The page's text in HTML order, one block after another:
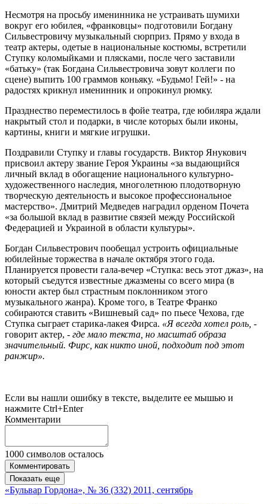
Несмотря на просьбу именинника не устраивать шумихи
вокруг его юбилея, «франковцы» подготовили Богдану
Сильвестровичу музыкальный сюрприз. Прямо у входа в
театр актеры, одетые в национальные костюмы, встретили
Ступку коломыйками и плясками, после чего заставили
«батьку» (так Богдана Сильвестровича зовут коллеги по
сцене) выпить 100 граммов коньяку. «Будьмо! Гей!» - на
радостях крикнул именинник и опрокинул рюмку.
Празднество переместилось в фойе театра, где юбиляра ждали
накрытый стол и подарки, в числе которых были иконы,
картины, книги и мягкие игрушки.
Поздравили Ступку и главы государств. Виктор Янукович
присвоил актеру звание Героя Украины «за выдающийся
личный вклад в обогащение национального культурно-
художественного наследия, многолетнюю плодотворную
творческую деятельность и высокое профессиональное
мастерство». Дмитрий Медведев наградил орденом Почета
«за большой вклад в развитие связей между Российской
Федерацией и Украиной в области культуры».
Богдан Сильвестрович пообещал устроить официальные
юбилейные торжества в начале октября этого года.
Планируется провести гала-вечер «Ступка: весь этот джаз», на
который съедутся известные джазмены со всего мира (в
юности актер был страстным поклонником этого
музыкального жанра). Кроме того, в Театре Франко
собираются ставить «Вишневый сад» по пьесе Чехова, где
Ступка сыграет старика-лакея Фирса. «Я всегда хотел роль, -
говорит актер, - где мало текста, но масштаб образа
значительный. Фирс, как никто иной, подходит под этот
ранжир».
Если вы нашли ошибку в тексте, выделите ее мышью и
нажмите Ctrl+Enter
Комментарии
1000 символов осталось
Комментировать
Показать еще
«Бульвар Гордона», № 36 (332) 2011, сентябрь